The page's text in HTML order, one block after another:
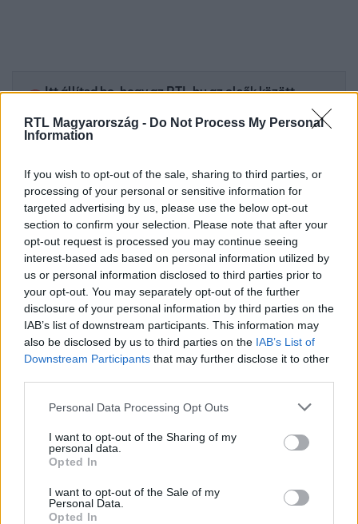
RTL Magyarország - Do Not Process My Personal
Information
If you wish to opt-out of the sale, sharing to third parties, or
processing of your personal or sensitive information for
targeted advertising by us, please use the below opt-out
section to confirm your selection. Please note that after your
opt-out request is processed you may continue seeing
interest-based ads based on personal information utilized by
us or personal information disclosed to third parties prior to
your opt-out. You may separately opt-out of the further
disclosure of your personal information by third parties on the
IAB’s list of downstream participants. This information may
also be disclosed by us to third parties on the IAB’s List of
Downstream Participants that may further disclose it to other
Please note that this website/app uses one or more Google
not limited to your visit or usage behaviour. You may click to
grant or deny consent to Google and its third-party tags to
use your data for below specified purposes in below Google
consent section.
Personal Data Processing Opt Outs
I want to opt-out of the Sharing of my
personal data.
Opted In
I want to opt-out of the Sale of my
Personal Data.
Opted In
Itt állítsd be, hogy az RTL.hu az elsők között
Kövess minket, és értesülj a friss hírekről a
Facebookon is!
KÜLFÖLD